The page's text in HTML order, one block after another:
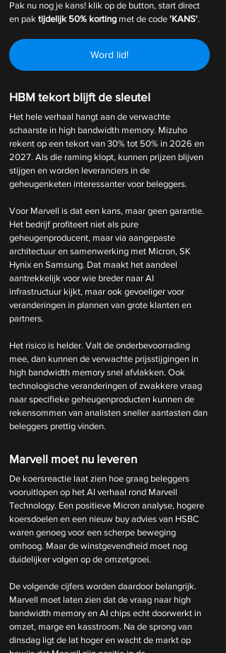
Pak nu nog je kans! klik op de button, start direct
en pak tijdelijk 50% korting met de code 'KANS'.
Word lid!
HBM tekort blijft de sleutel
Het hele verhaal hangt aan de verwachte
schaarste in high bandwidth memory. Mizuho
rekent op een tekort van 30% tot 50% in 2026 en
2027. Als die raming klopt, kunnen prijzen blijven
stijgen en worden leveranciers in de
geheugenketen interessanter voor beleggers.
Voor Marvell is dat een kans, maar geen garantie.
Het bedrijf profiteert niet als pure
geheugenproducent, maar via aangepaste
architectuur en samenwerking met Micron, SK
Hynix en Samsung. Dat maakt het aandeel
aantrekkelijk voor wie breder naar AI
infrastructuur kijkt, maar ook gevoeliger voor
veranderingen in plannen van grote klanten en
partners.
Het risico is helder. Valt de onderbevoorrading
mee, dan kunnen de verwachte prijsstijgingen in
high bandwidth memory snel afvlakken. Ook
technologische veranderingen of zwakkere vraag
naar specifieke geheugenproducten kunnen de
rekensommen van analisten sneller aantasten dan
beleggers prettig vinden.
Marvell moet nu leveren
De koersreactie laat zien hoe graag beleggers
vooruitlopen op het AI verhaal rond Marvell
Technology. Een positieve Micron analyse, hogere
koersdoelen en een nieuw buy advies van HSBC
waren genoeg voor een scherpe beweging
omhoog. Maar de winstgevendheid moet nog
duidelijker volgen op de omzetgroei.
De volgende cijfers worden daardoor belangrijk.
Marvell moet laten zien dat de vraag naar high
bandwidth memory en AI chips echt doorwerkt in
omzet, marge en kasstroom. Na de sprong van
dinsdag ligt de lat hoger en wacht de markt op